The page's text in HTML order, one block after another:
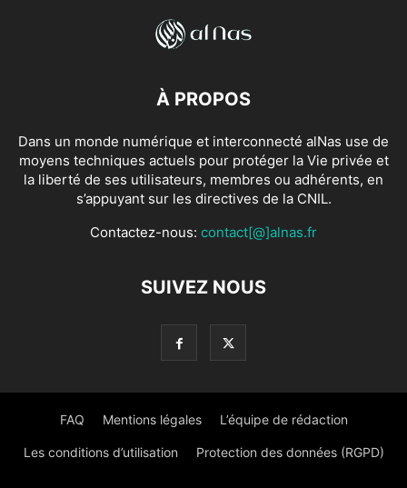
À PROPOS
Dans un monde numérique et interconnecté alNas use de
moyens techniques actuels pour protéger la Vie privée et
la liberté de ses utilisateurs, membres ou adhérents, en
s’appuyant sur les directives de la CNIL.
Contactez-nous: contact[@]alnas.fr
SUIVEZ NOUS
FAQ Mentions légales L’équipe de rédaction
Les conditions d’utilisation Protection des données (RGPD)